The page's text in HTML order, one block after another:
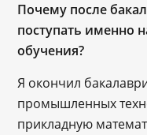
Почему после
поступать именно
обучения?
Я окончил
промышленных
прикладную